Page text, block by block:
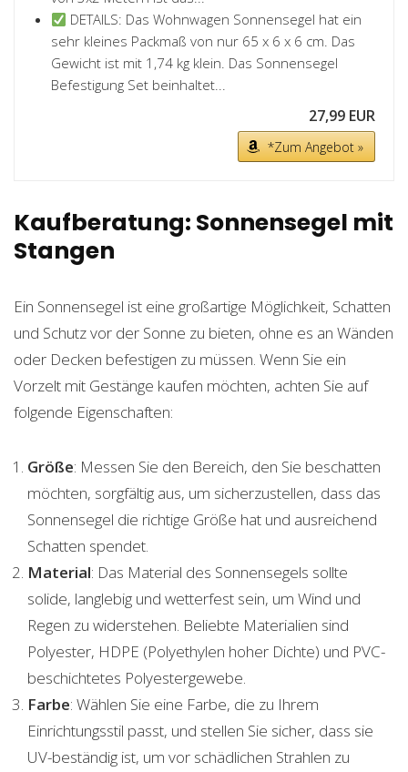
DETAILS: Das Wohnwagen Sonnensegel hat ein
sehr kleines Packmaß von nur 65 x 6 x 6 cm. Das
Gewicht ist mit 1,74 kg klein. Das Sonnensegel
Befestigung Set beinhaltet...
27,99 EUR
*Zum Angebot »
Kaufberatung: Sonnensegel mit
Stangen
Ein Sonnensegel ist eine großartige Möglichkeit, Schatten
und Schutz vor der Sonne zu bieten, ohne es an Wänden
oder Decken befestigen zu müssen. Wenn Sie ein
Vorzelt mit Gestänge kaufen möchten, achten Sie auf
folgende Eigenschaften:
Größe: Messen Sie den Bereich, den Sie beschatten
möchten, sorgfältig aus, um sicherzustellen, dass das
Sonnensegel die richtige Größe hat und ausreichend
Schatten spendet.
Material: Das Material des Sonnensegels sollte
solide, langlebig und wetterfest sein, um Wind und
Regen zu widerstehen. Beliebte Materialien sind
Polyester, HDPE (Polyethylen hoher Dichte) und PVC-
beschichtetes Polyestergewebe.
Farbe: Wählen Sie eine Farbe, die zu Ihrem
Einrichtungsstil passt, und stellen Sie sicher, dass sie
UV-beständig ist, um vor schädlichen Strahlen zu